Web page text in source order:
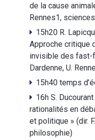
de la cause
Rennes1,
15h20 R.
Approche critique
invisible des fast-
Dardenne, U.
15h40 temps
16h S.
rationalités en
et politique » (dir.
philosophie)